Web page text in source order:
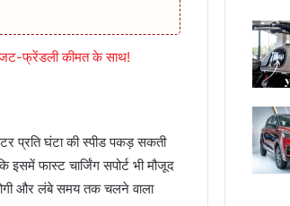
फ्रेंडली कीमत के साथ!
प्रति घंटा की स्पीड पकड़ सकती
फास्ट चार्जिंग सपोर्ट भी मौजूद
और लंबे समय तक चलने वाला